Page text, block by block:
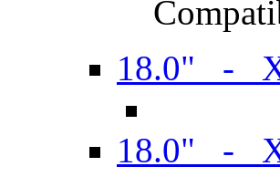
18.0" -
18.0" -